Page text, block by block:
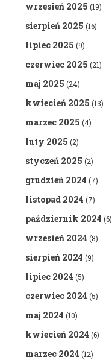
wrzesień 2025 (19)
sierpień 2025 (16)
lipiec 2025 (9)
czerwiec 2025 (21)
maj 2025 (24)
kwiecień 2025 (13)
marzec 2025 (4)
luty 2025 (2)
styczeń 2025 (2)
grudzień 2024 (7)
listopad 2024 (7)
październik 2024 (6)
wrzesień 2024 (8)
sierpień 2024 (9)
lipiec 2024 (5)
czerwiec 2024 (5)
maj 2024 (10)
kwiecień 2024 (6)
marzec 2024 (12)